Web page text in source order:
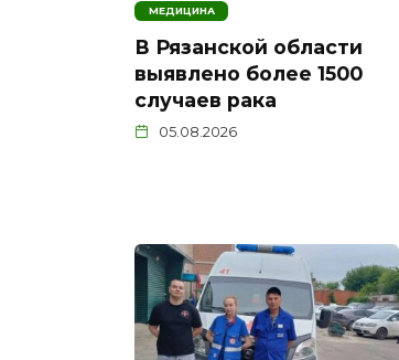
МЕДИЦИНА
В Рязанской области
выявлено более 1500
случаев рака
05.08.2026